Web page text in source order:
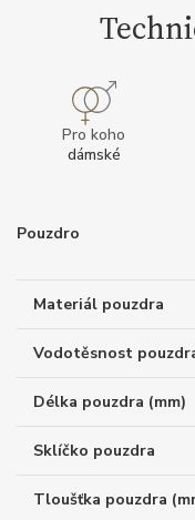
Pro koho
dámské
Pouzdro
Materiál pouzdra
Vodotěsnost
Délka pouzdra (mm)
Sklíčko pouzdra
Tloušťka pouzdra